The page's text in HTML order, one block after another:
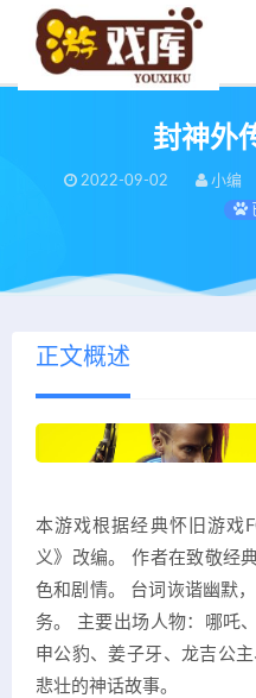
封神外
2022-09-02 小编
正文概述
本游戏根据经典怀旧游戏
义》改编。 作者在致敬经
色和剧情。 台词诙谐幽默
务。 主要出场人物：哪吒
申公豹、姜子牙、龙吉公
悲壮的神话故事。